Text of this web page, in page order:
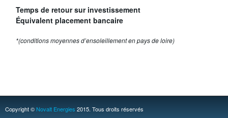
Temps de retour sur investissement
Équivalent placement bancaire
*(conditions moyennes d’ensoleillement en pays de loire)
Copyright ©Novalt Energies 2015. Tous droits réservés